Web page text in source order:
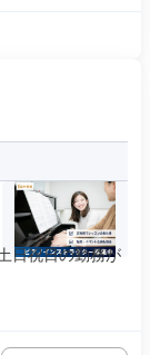
日祝日の勤務が